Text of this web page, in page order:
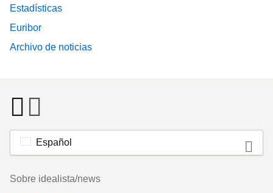
Estadísticas
Euribor
Archivo de noticias
Español
Footer
Sobre idealista/news